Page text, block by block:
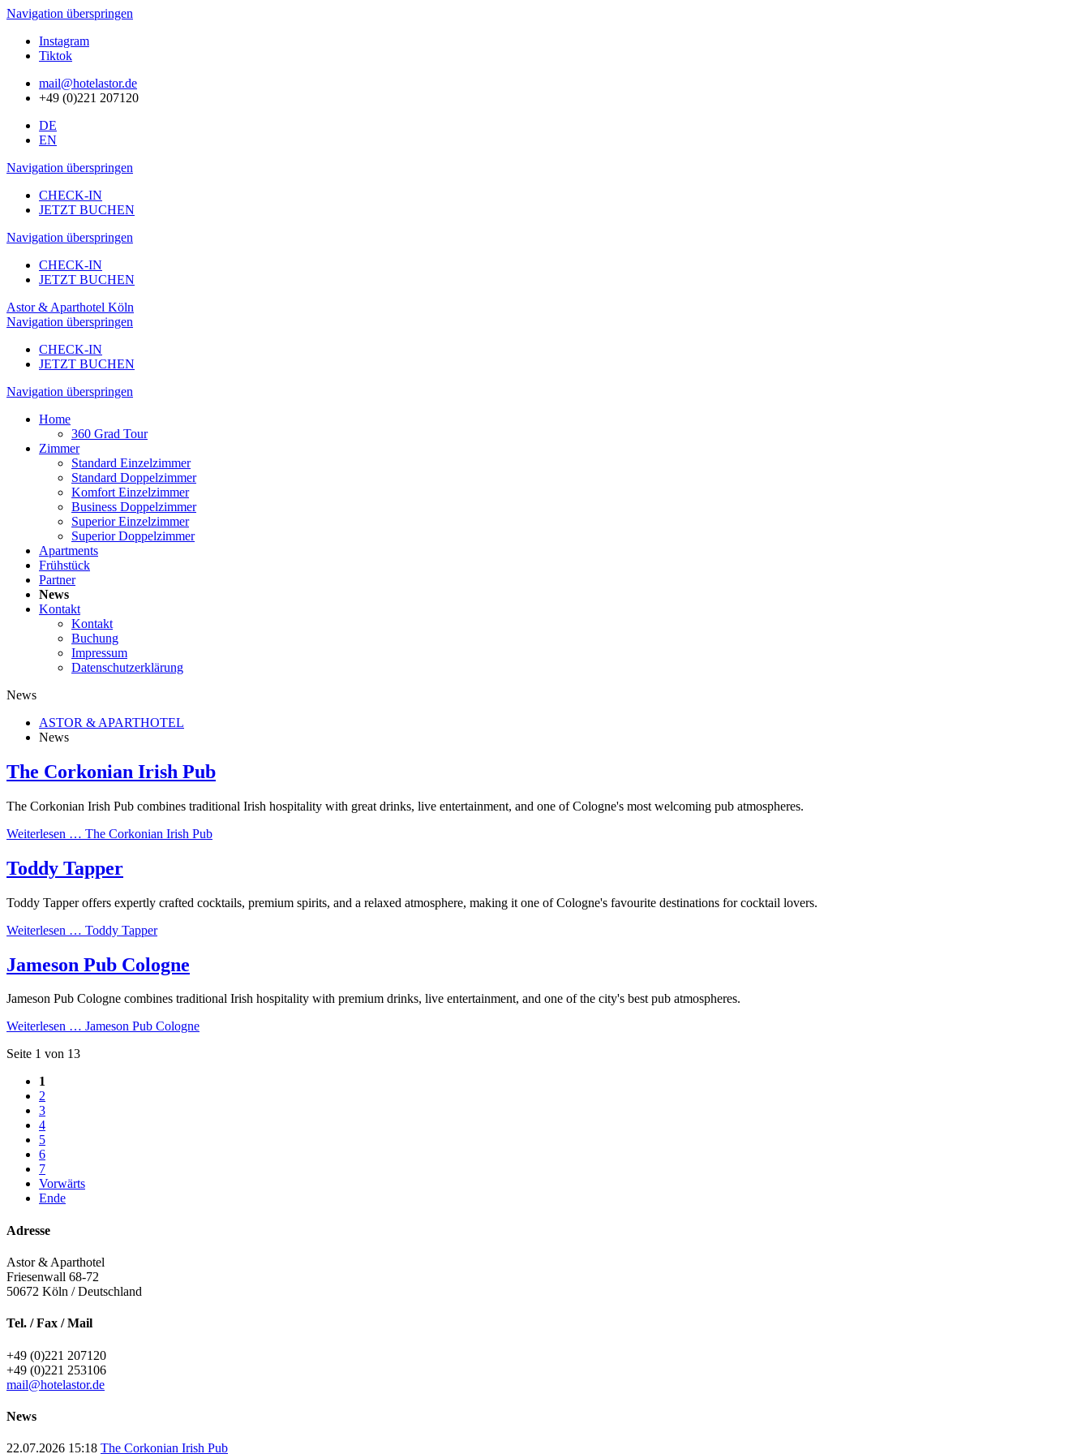
Navigation überspringen
Instagram
Tiktok
mail@hotelastor.de
+49 (0)221 207120
DE
EN
Navigation überspringen
CHECK-IN
JETZT BUCHEN
Navigation überspringen
CHECK-IN
JETZT BUCHEN
Astor & Aparthotel Köln
Navigation überspringen
CHECK-IN
JETZT BUCHEN
Navigation überspringen
Home
360 Grad Tour
Zimmer
Standard Einzelzimmer
Standard Doppelzimmer
Komfort Einzelzimmer
Business Doppelzimmer
Superior Einzelzimmer
Superior Doppelzimmer
Apartments
Frühstück
Partner
News
Kontakt
Kontakt
Buchung
Impressum
Datenschutzerklärung
News
ASTOR & APARTHOTEL
News
The Corkonian Irish Pub
The Corkonian Irish Pub combines traditional Irish hospitality with great drinks, live entertainment, and one of Cologne's most welcoming pub atmospheres.
Weiterlesen … The Corkonian Irish Pub
Toddy Tapper
Toddy Tapper offers expertly crafted cocktails, premium spirits, and a relaxed atmosphere, making it one of Cologne's favourite destinations for cocktail lovers.
Weiterlesen … Toddy Tapper
Jameson Pub Cologne
Jameson Pub Cologne combines traditional Irish hospitality with premium drinks, live entertainment, and one of the city's best pub atmospheres.
Weiterlesen … Jameson Pub Cologne
Seite 1 von 13
1
2
3
4
5
6
7
Vorwärts
Ende
Adresse
Astor & Aparthotel
Friesenwall 68-72
50672 Köln / Deutschland
Tel. / Fax / Mail
+49 (0)221 207120
+49 (0)221 253106
mail@hotelastor.de
News
22.07.2026 15:18 The Corkonian Irish Pub